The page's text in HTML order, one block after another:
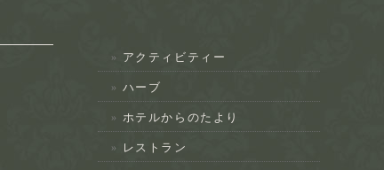
アクティビティー
ハーブ
ホテルからのたより
レストラン